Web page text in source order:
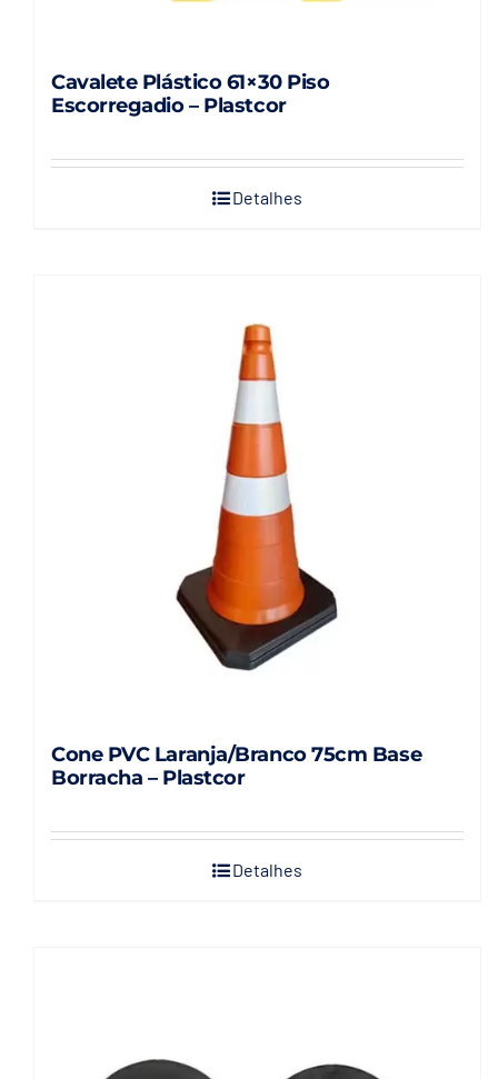
Cavalete Plástico 61×30 Piso
Escorregadio – Plastcor
Detalhes
Cone PVC Laranja/Branco 75cm Base
Borracha – Plastcor
Detalhes